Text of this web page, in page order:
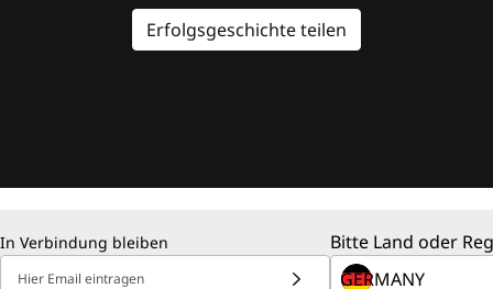
Erfolgsgeschichte teilen
In Verbindung bleiben
Hier Email eintragen
Bitte Land oder